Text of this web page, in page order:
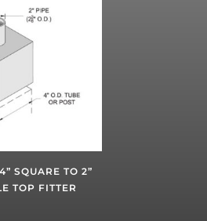
SQUARE TO 2”
TOP FITTER